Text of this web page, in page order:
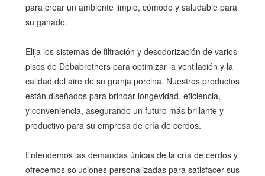
para crear un ambiente limpio, cómodo y saludable para
su ganado.
Elija los sistemas de filtración y desodorización de varios
pisos de Debabrothers para optimizar la ventilación y la
calidad del aire de su granja porcina. Nuestros productos
están diseñados para brindar longevidad, eficiencia,
y conveniencia, asegurando un futuro más brillante y
productivo para su empresa de cría de cerdos.
Entendemos las demandas únicas de la cría de cerdos y
ofrecemos soluciones personalizadas para satisfacer sus